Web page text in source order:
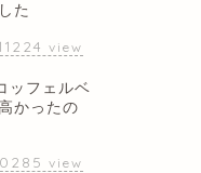
た
view
ッフェルベ
かったの
view